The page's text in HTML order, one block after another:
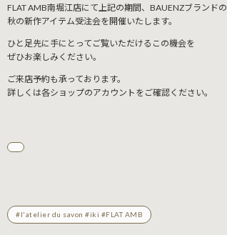
FLAT AMB南堀江店にて上記の期間、BAUENZブランドの
秋の新作アイテム受注会を開催いたします。
ひと足先に手にとってご覧いただけるこの機会を
ぜひお楽しみください。
ご来店予約も承っております。
詳しくは各ショップのアカウントをご確認ください。
#l'atelier du savon #iki #FLAT AMB